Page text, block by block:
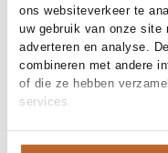
ons websiteverkeer te
uw gebruik van onze site
adverteren en analyse.
combineren met andere
of die ze hebben
services.